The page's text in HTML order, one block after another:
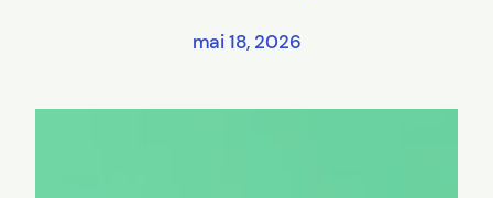
mai 18, 2026